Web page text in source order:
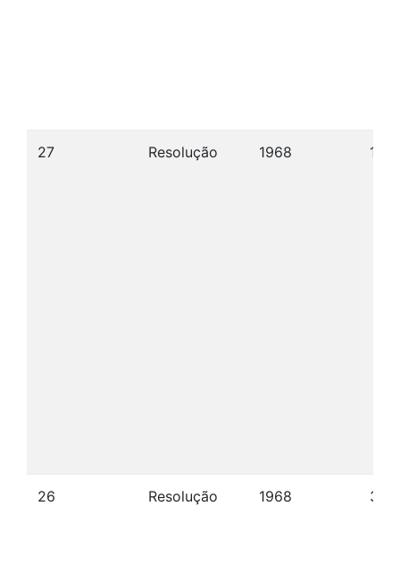
27 Resolução 1968 13/
26 Resolução 1968 30/